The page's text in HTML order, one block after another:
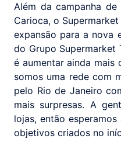
Além da campanha
Carioca, o
expansão para a nova
do Grupo
é aumentar ainda mais
somos uma rede com
pelo Rio de Janeiro
mais surpresas. A
lojas, então
objetivos criados no